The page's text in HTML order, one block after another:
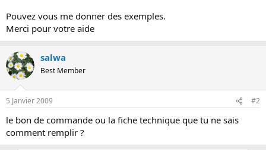
u
s
o
n
Pouvez vous me donner des exemples.
Merci pour votre aide
salwa
Best Member
5 Janvier 2009 #2
le bon de commande ou la fiche technique que tu ne sais
comment remplir ?